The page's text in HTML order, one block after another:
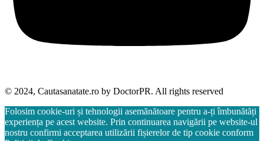
© 2024, Cautasanatate.ro by DoctorPR. All rights reserved
Folosim cookie-uri și tehnologii asemănătoare pentru a-ți îmbunătăți
experiența pe acest website. Prin continuarea navigării pe website-ul
nostru confirmi acceptarea utilizării fișierelor de tip cookie conform